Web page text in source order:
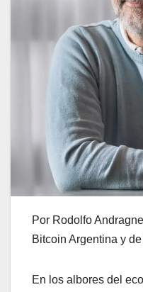
Por Rodolfo
Bitcoin Argentina y
En los albores del